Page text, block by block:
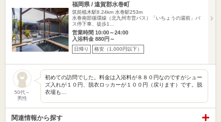
福岡県 / 遠賀郡水巻町
筑前植木駅8.24km 水巻駅253m
水巻南部循環線（北九州市営バス）「いちょうの湯前」バ
ス停下車、徒歩1…
営業時間 10:00～24:00
入浴料金 880円～
日帰り 格安（1,000円以下）
50代～
男性
初めての訪問でした。料金は入浴料が８８０円なのですがシュー
ズ入れが１０円、脱衣ロッカーが１００円（戻ります）です。脱
衣場も…
関連情報から探す